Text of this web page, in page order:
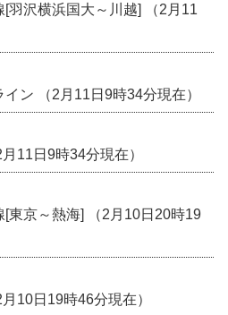
[羽沢横浜国大～川越] （2月11
イン （2月11日9時34分現在）
11日9時34分現在）
[東京～熱海] （2月10日20時19
10日19時46分現在）